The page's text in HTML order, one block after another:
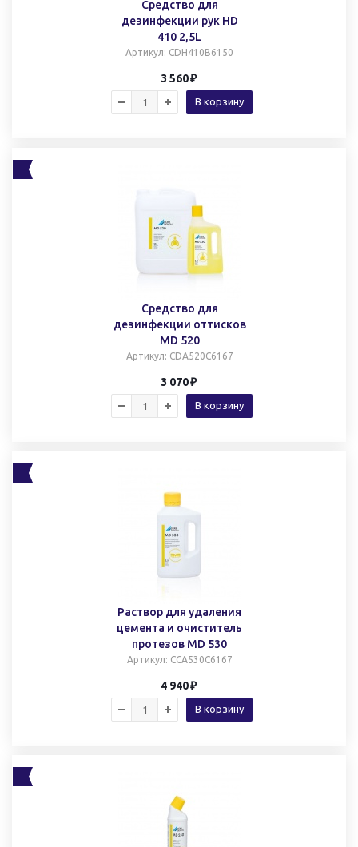
Средство для
дезинфекции рук HD
410 2,5L
Артикул: CDH410B6150
3 560
В корзину
Средство для
дезинфекции оттисков
MD 520
Артикул: CDA520C6167
3 070
В корзину
Раствор для удаления
цемента и очиститель
протезов MD 530
Артикул: CCA530C6167
4 940
В корзину